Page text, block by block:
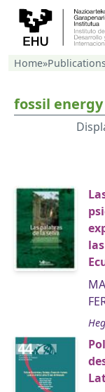
Home»Publications
fossil energy